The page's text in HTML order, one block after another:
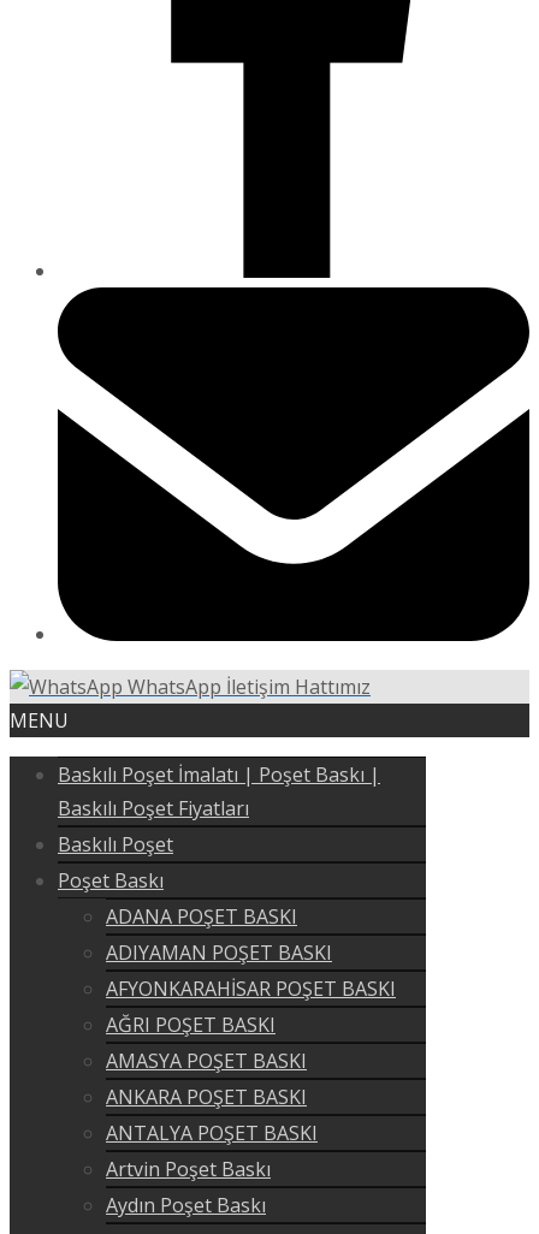
WhatsApp İletişim Hattımız
MENU
Baskılı Poşet İmalatı | Poşet Baskı |
Baskılı Poşet Fiyatları
Baskılı Poşet
Poşet Baskı
ADANA POŞET BASKI
ADIYAMAN POŞET BASKI
AFYONKARAHİSAR POŞET BASKI
AĞRI POŞET BASKI
AMASYA POŞET BASKI
ANKARA POŞET BASKI
ANTALYA POŞET BASKI
Artvin Poşet Baskı
Aydın Poşet Baskı